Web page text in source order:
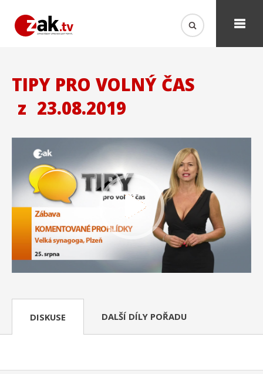
TIPY PRO VOLNÝ ČAS
z 23.08.2019
DISKUSE DALŠÍ DÍLY POŘADU